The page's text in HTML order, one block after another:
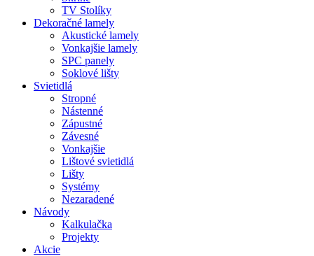
TV Stolíky
Dekoračné lamely
Akustické lamely
Vonkajšie lamely
SPC panely
Soklové lišty
Svietidlá
Stropné
Nástenné
Zápustné
Závesné
Vonkajšie
Lištové svietidlá
Lišty
Systémy
Nezaradené
Návody
Kalkulačka
Projekty
Akcie